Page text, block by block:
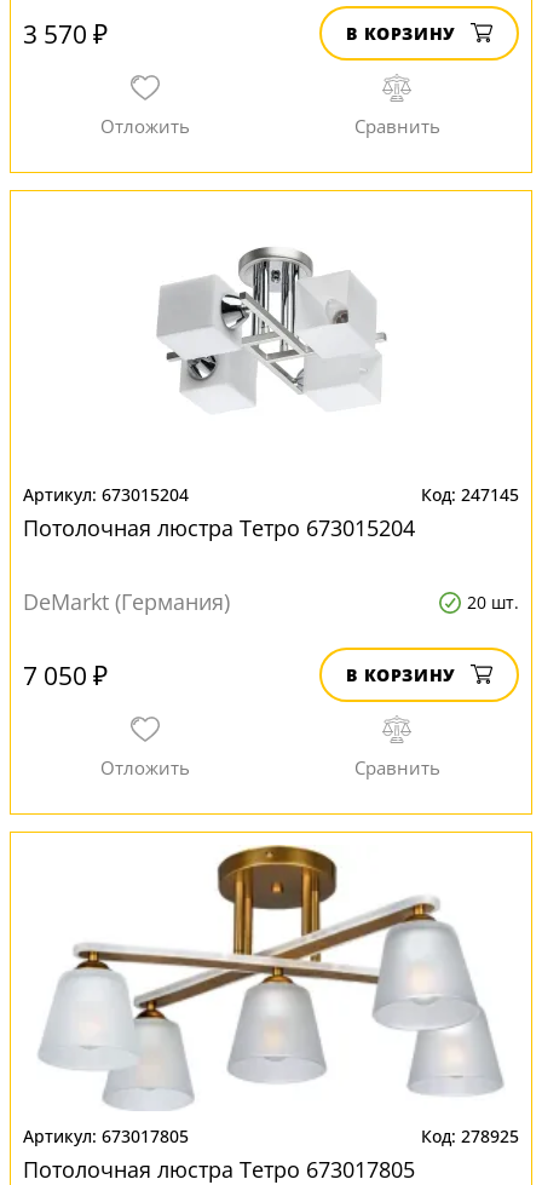
3 570 ₽ В КОРЗИНУ
673015204 247145
Потолочная люстра Тетро 673015204
DeMarkt (Германия) 20 шт.
7 050 ₽ В КОРЗИНУ
673017805 278925
Потолочная люстра Тетро 673017805